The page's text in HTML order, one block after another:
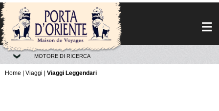
MOTORE DI RICERCA
Home Viaggi Viaggi Leggendari